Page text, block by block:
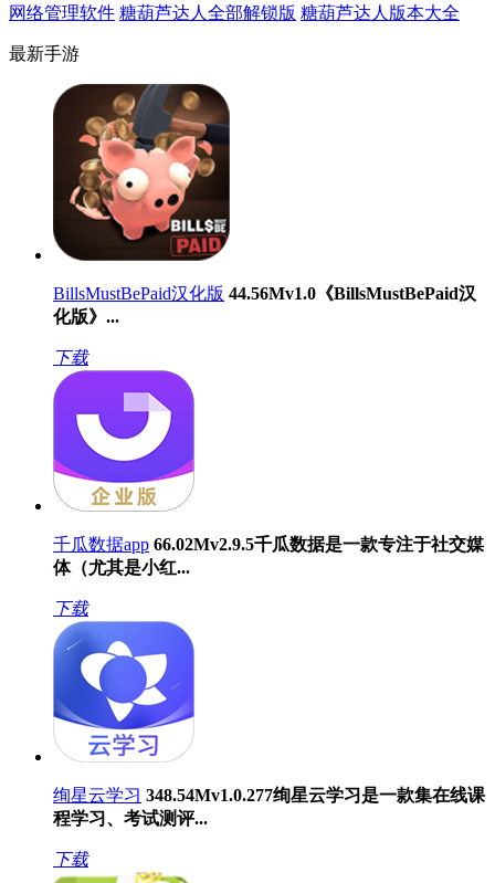
网络管理软件 糖葫芦达人全部解锁版 糖葫芦达人版本大全
最新手游
BillsMustBePaid汉化版 44.56Mv1.0 《BillsMustBePaid汉
化版》...
下载
千瓜数据app 66.02Mv2.9.5千瓜数据是一款专注于社交媒
体（尤其是小红...
下载
绚星云学习 348.54Mv1.0.277绚星云学习是一款集在线课
程学习、考试测评...
下载